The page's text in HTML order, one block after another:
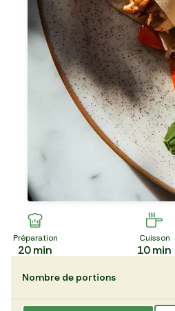
Préparation
20min
Cuisson
10min
Nombre de portions